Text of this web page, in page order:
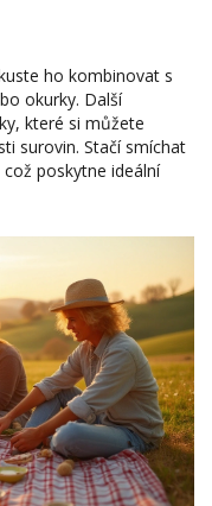
ho kombinovat s
okurky. Další
které si můžete
surovin. Stačí smíchat
poskytne ideální